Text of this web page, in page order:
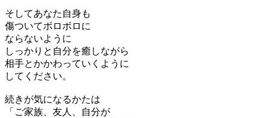
そしてあなた自身も
傷ついてボロボロに
ならないように
しっかりと自分を癒しながら
相手とかかわっていくように
してください。
続きが気になるかたは
「ご家族、友人、自分が